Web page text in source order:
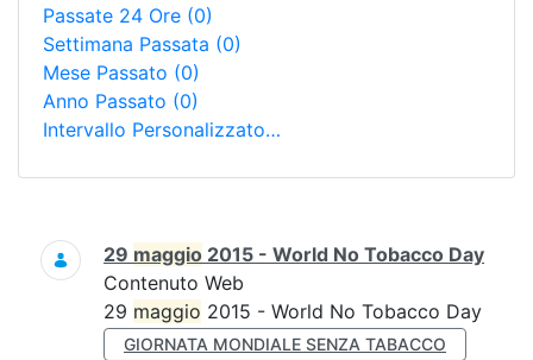
Passate 24 Ore (0)
Settimana Passata (0)
Mese Passato (0)
Anno Passato (0)
Intervallo Personalizzato…
Ricerca
29 maggio 2015 - World No Tobacco Day
Contenuto Web
29 maggio 2015 - World No Tobacco Day
GIORNATA MONDIALE SENZA TABACCO